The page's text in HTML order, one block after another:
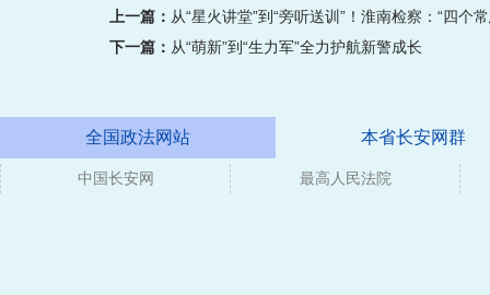
上一篇： 从“星火讲堂”到“旁听送训”！淮南检察：“四个
下一篇： 从“萌新”到“生力军”全力护航新警成长
全国政法网站 本省长安网群
媒体
中国长安网 最高人民法院